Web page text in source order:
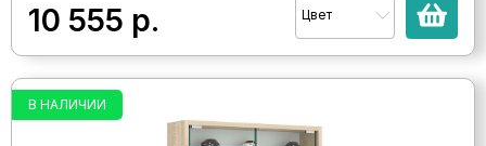
10 555 р. Цвет
В НАЛИЧИИ